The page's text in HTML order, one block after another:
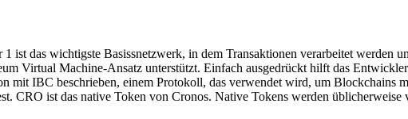
das wichtigste Basissnetzwerk, in dem Transaktionen verarbeitet werden
Virtual Machine-Ansatz unterstützt. Einfach ausgedrückt hilft das
mit IBC beschrieben, einem Protokoll, das verwendet wird, um Blockchains
CRO ist das native Token von Cronos. Native Tokens werden